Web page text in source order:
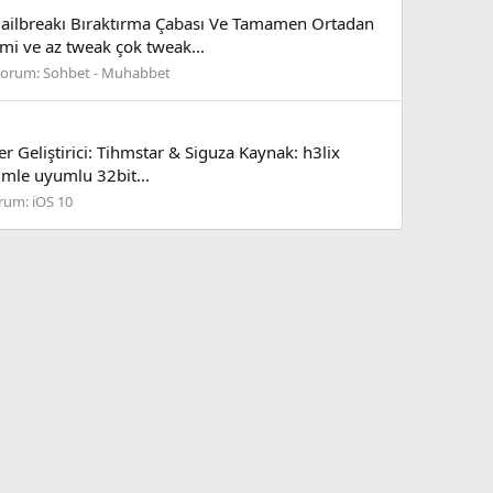
Bıraktırma Çabası Ve Tamamen Ortadan
ve az tweak çok tweak...
Sohbet - Muhabbet
Geliştirici: Tihmstar & Siguza Kaynak: h3lix
uyumlu 32bit...
iOS 10